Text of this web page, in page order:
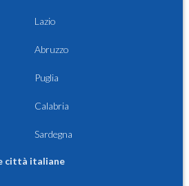
Lazio
Abruzzo
Puglia
Calabria
Sardegna
città italiane